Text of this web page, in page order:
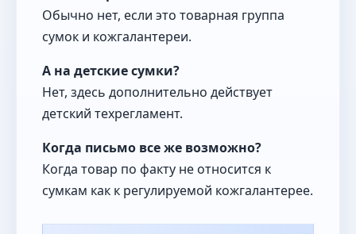
Обычно нет, если это товарная группа
сумок и кожгалантереи.
А на детские сумки?
Нет, здесь дополнительно действует
детский техрегламент.
Когда письмо все же возможно?
Когда товар по факту не относится к
сумкам как к регулируемой кожгалантерее.